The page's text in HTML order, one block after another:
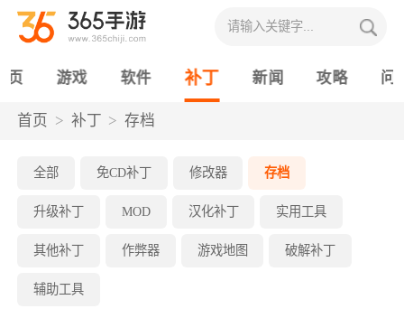
页 游戏 软件 补丁 新闻 攻略 问
首页 补丁 存档
全部 免CD补丁 修改器 存档
升级补丁 MOD 汉化补丁 实用工具
其他补丁 作弊器 游戏地图 破解补丁
辅助工具